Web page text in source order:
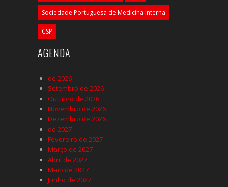
Sociedade Portuguesa de Medicina Interna
CSP
AGENDA
de 2026
Setembro de 2026
Outubro de 2026
Novembro de 2026
Dezembro de 2026
de 2027
Fevereiro de 2027
Março de 2027
Abril de 2027
Maio de 2027
Junho de 2027